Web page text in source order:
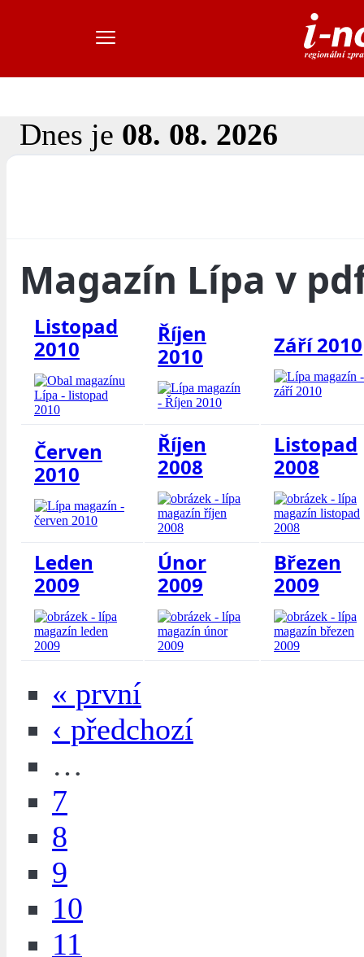
Dnes je 08. 08. 2026
Magazín Lípa v
Listopad
2010
Říjen
2010
Září 2010
Červen
2010
Říjen
2008
Listopad
2008
Leden
2009
Únor
2009
Březen
2009
« první
‹ předchozí
…
7
8
9
10
11